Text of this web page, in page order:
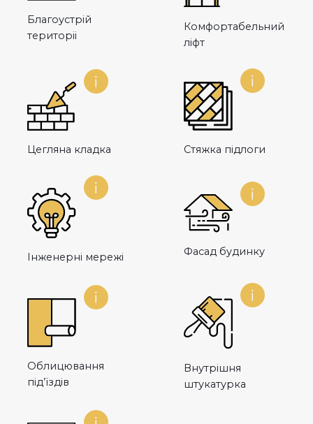
Благоустрій
територіі
Комфортабельний
ліфт
Цегляна кладка Стяжка підлоги
Інженерні мережі Фасад будинку
Облицювання
під’їздів
Внутрішня
штукатурка